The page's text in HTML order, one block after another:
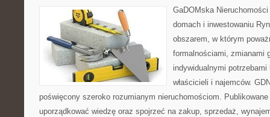
GaDOMska
domach i inwestowaniu
obszarem, w którym
formalnościami, zmianami
indywidualnymi
właścicieli i najemców.
poświęcony szeroko rozumianym nieruchomościom. Publikowane
uporządkować wiedzę oraz spojrzeć na zakup, sprzedaż,